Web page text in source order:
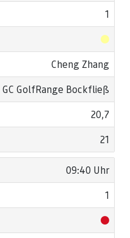
1
Cheng Zhang
GC GolfRange Bockfließ
20,7
21
09:40 Uhr
1